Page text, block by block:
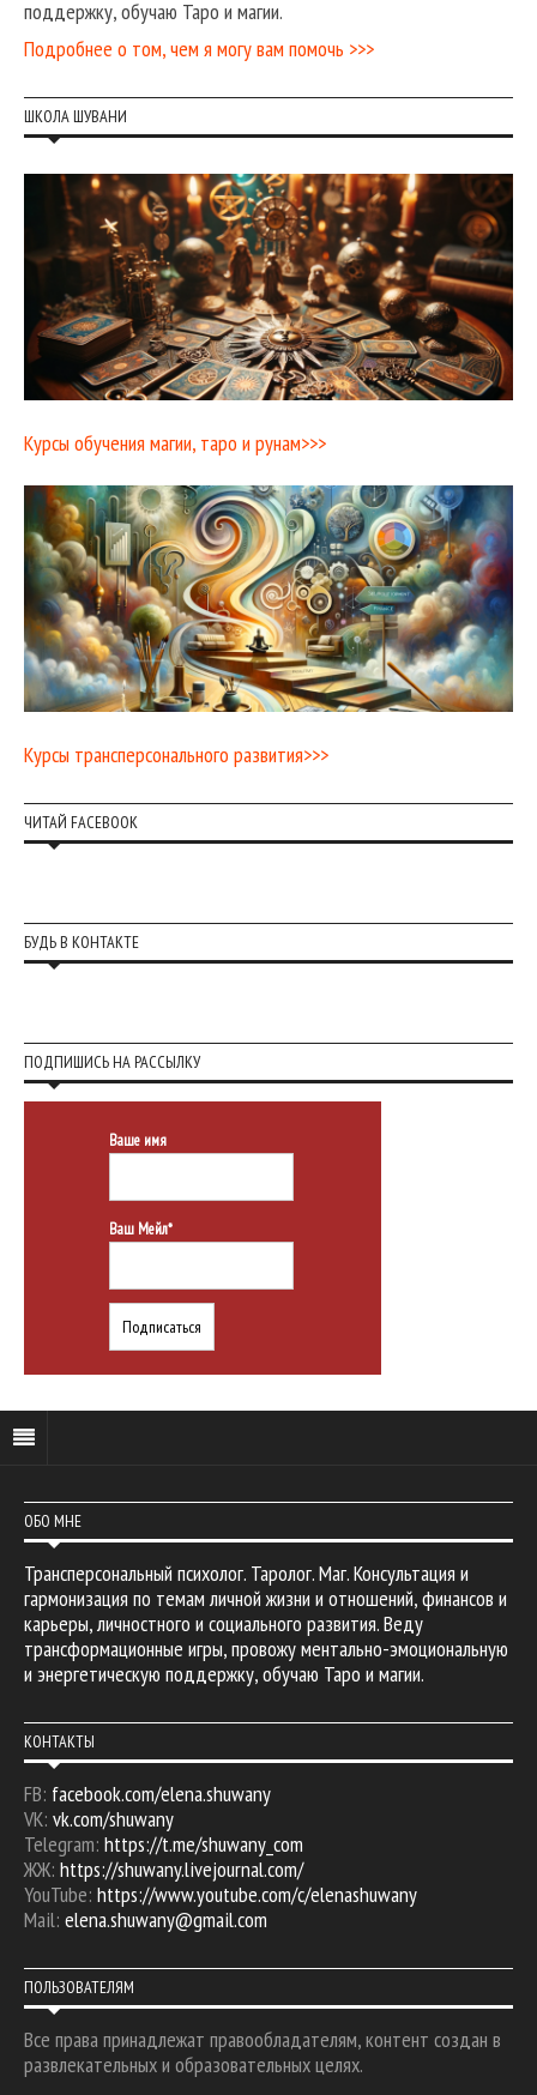
поддержку, обучаю Таро и магии.
Подробнее о том, чем я могу вам помочь >>>
ШКОЛА ШУВАНИ
Курсы обучения магии, таро и рунам>>>
Курсы трансперсонального развития>>>
ЧИТАЙ FACEBOOK
БУДЬ В КОНТАКТЕ
ПОДПИШИСЬ НА РАССЫЛКУ
Ваше имя
Ваш Мейл*
ОБО МНЕ
Трансперсональный психолог. Таролог. Маг. Консультация и
гармонизация по темам личной жизни и отношений, финансов и
карьеры, личностного и социального развития. Веду
трансформационные игры, провожу ментально-эмоциональную
и энергетическую поддержку, обучаю Таро и магии.
КОНТАКТЫ
FB: facebook.com/elena.shuwany
VK: vk.com/shuwany
Telegram: https://t.me/shuwany_com
ЖЖ: https://shuwany.livejournal.com/
YouTube: https://www.youtube.com/c/elenashuwany
Mail: elena.shuwany@gmail.com
ПОЛЬЗОВАТЕЛЯМ
Все права принадлежат правообладателям, контент создан в
развлекательных и образовательных целях.